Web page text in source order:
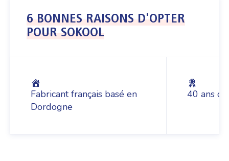
6 BONNES RAISONS D'OPTER
POUR SOKOOL
Fabricant français basé en
Dordogne
40 ans